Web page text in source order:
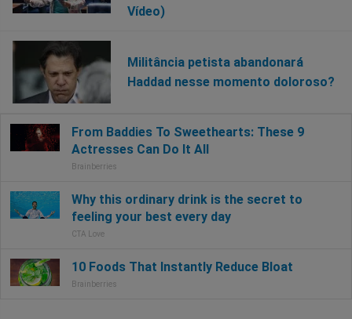
Vídeo)
Militância petista abandonará
Haddad nesse momento doloroso?